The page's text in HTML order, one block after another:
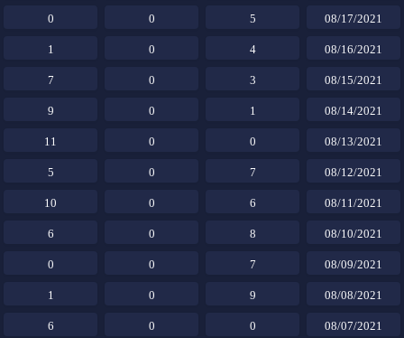
08/17/2021
5
0
0
08/16/2021
4
0
1
08/15/2021
3
0
7
08/14/2021
1
0
9
08/13/2021
0
0
11
08/12/2021
7
0
5
08/11/2021
6
0
10
08/10/2021
8
0
6
08/09/2021
7
0
0
08/08/2021
9
0
1
08/07/2021
0
0
6